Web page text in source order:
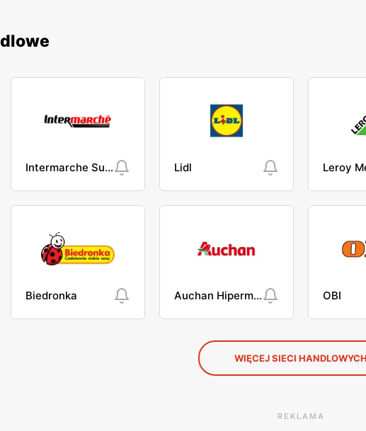
Intermarche Super Lidl Leroy
Biedronka Auchan Hipermarket OBI
WIĘCEJ SIECI HANDLOWYCH
REKLAMA